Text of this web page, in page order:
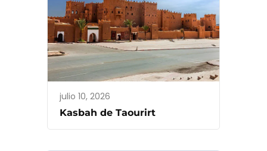
julio 10, 2026
Kasbah de Taourirt